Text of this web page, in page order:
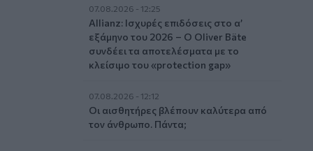
07.08.2026 - 12:25
Allianz: Ισχυρές επιδόσεις στο α’
εξάμηνο του 2026 – Ο Oliver Bäte
συνδέει τα αποτελέσματα με το
κλείσιμο του «protection gap»
07.08.2026 - 12:12
Οι αισθητήρες βλέπουν καλύτερα από
τον άνθρωπο. Πάντα;